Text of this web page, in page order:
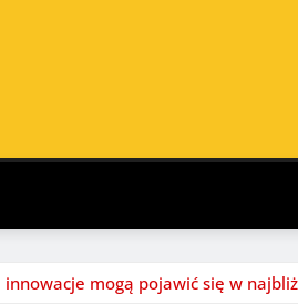
mogą pojawić się w